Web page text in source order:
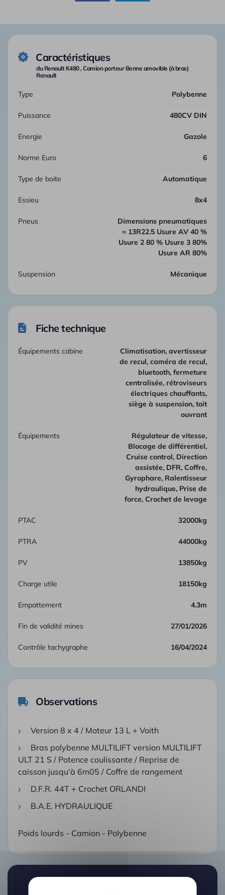
Caractéristiques
du Renault K480 , Camion porteur Benne amovible (à bras)
Renault
Type Polybenne
Puissance 480CV DIN
Energie Gazole
Norme Euro 6
Type de boite automatique
Essieu 8x4
Pneus
Dimensions pneumatiques
= 13R22.5 Usure AV 40 %
Usure 2 80 % Usure 3 80%
Usure AR 80%
Suspension Mécanique
Fiche technique
Équipements cabine
climatisation, avertisseur
de recul, caméra de recul,
bluetooth, fermeture
centralisée, rétroviseurs
électriques chauffants,
siège à suspension, toit
ouvrant
Équipements
Régulateur de vitesse,
Blocage de différentiel,
Cruise control, Direction
assistée, DFR, Coffre,
Gyrophare, Ralentisseur
hydraulique, Prise de
force, Crochet de levage
PTAC 32000kg
PTRA 44000kg
PV 13850kg
Charge utile 18150kg
Empattement 4.3m
Fin de validité mines 27/01/2026
Contrôle tachygraphe 16/04/2024
Observations
Version 8 x 4 / Moteur 13 L + Voith
Bras polybenne MULTILIFT version MULTILIFT
ULT 21 S / Potence coulissante / Reprise de
caisson jusqu'à 6m05 / Coffre de rangement
D.F.R. 44T + Crochet ORLANDI
B.A.E. HYDRAULIQUE
Poids lourds - Camion - Polybenne